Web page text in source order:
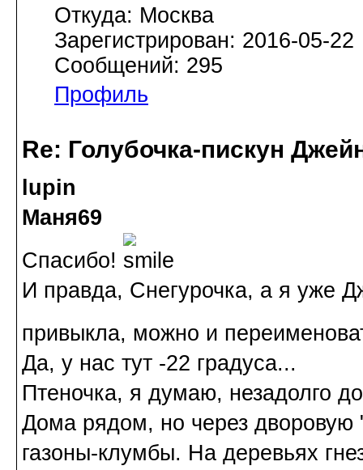
Откуда: Москва
Зарегистрирован: 2016-05-22
Сообщений: 295
Профиль
Re: Голубочка-пискун
lupin
Маня69
Спасибо!
И правда, Снегурочка, а я уже
привыкла, можно и
Да, у нас тут -22 градуса...
Птеночка, я думаю, незадолго
Дома рядом, но через
газоны-клумбы. На деревьях